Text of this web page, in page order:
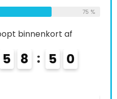
75 %
binnenkort af
5 8 4 8
9